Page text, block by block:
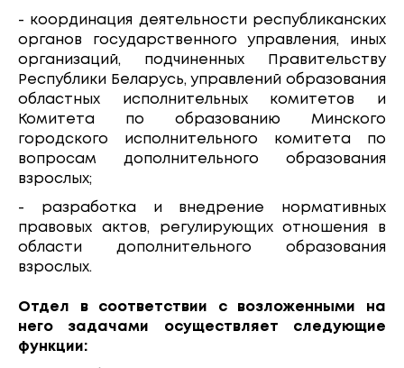
- координация деятельности республиканских
органов государственного управления, иных
организаций, подчиненных Правительству
Республики Беларусь, управлений образования
областных исполнительных комитетов и
Комитета по образованию Минского
городского исполнительного комитета по
вопросам дополнительного образования
взрослых;
- разработка и внедрение нормативных
правовых актов, регулирующих отношения в
области дополнительного образования
взрослых.
Отдел в соответствии с возложенными на
него задачами осуществляет следующие
функции: